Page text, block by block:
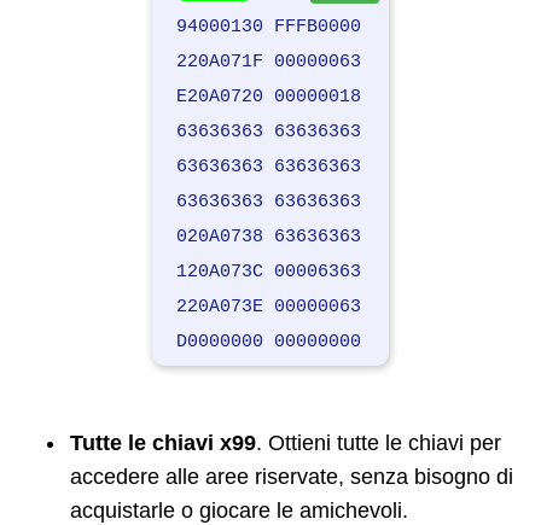
94000130 FFFB0000
220A071F 00000063
E20A0720 00000018
63636363 63636363
63636363 63636363
63636363 63636363
020A0738 63636363
120A073C 00006363
220A073E 00000063
D0000000 00000000
Tutte le chiavi x99. Ottieni tutte le chiavi per
accedere alle aree riservate, senza bisogno di
acquistarle o giocare le amichevoli.